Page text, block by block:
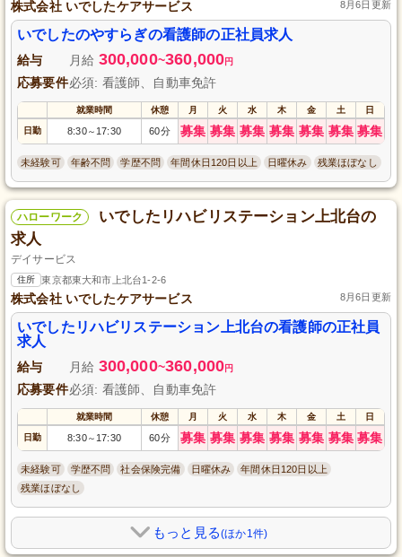
株式会社 いでしたケアサービス 8月6日更新
いでしたのやすらぎの看護師の正社員求人
給与 月給 300,000~360,000円
応募要件必須: 看護師、自動車免許
就業時間 休憩 月 火 水 木 金 土 日
日勤 8:30～ 17:30 60分 募集 募集 募集 募集 募集 募集 募集
未経験可 年齢不問 学歴不問 年間休日120日以上 日曜休み 残業ほぼなし
ハローワーク
いでしたリハビリステーション上北台の
求人
デイサービス
住所 東京都東大和市上北台1-2-6
株式会社 いでしたケアサービス 8月6日更新
いでしたリハビリステーション上北台の看護師の正社員
求人
給与 月給 300,000~360,000円
応募要件必須: 看護師、自動車免許
就業時間 休憩 月 火 水 木 金 土 日
日勤 8:30～ 17:30 60分 募集 募集 募集 募集 募集 募集 募集
未経験可 学歴不問 社会保険完備 日曜休み
年間休日120日以上
残業ほぼなし
もっと見る(ほか1件)